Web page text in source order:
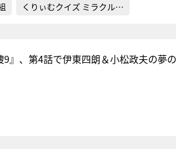
くりぃむクイズ ミラクル…
』、第4話で伊東四朗＆小松政夫の夢